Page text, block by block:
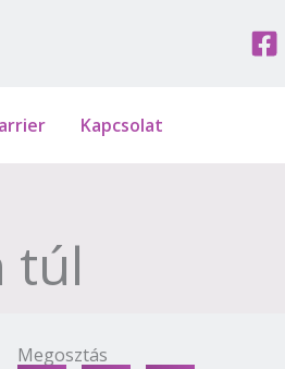
Kapcsolat
túl
Megosztás